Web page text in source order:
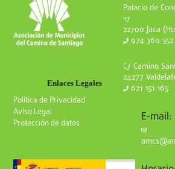
Enlaces Legales
Política de Privacidad
Aviso Legal
Protección de datos
Palacio de
17
22700 Jaca
974 360 352
C/ Camino
24277
621 151 165
E-mail: